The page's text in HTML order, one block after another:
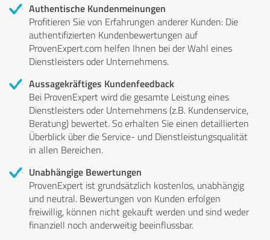
Authentische Kundenmeinungen
Profitieren Sie von Erfahrungen anderer Kunden: Die
authentifizierten Kundenbewertungen auf
ProvenExpert.com helfen Ihnen bei der Wahl eines
Dienstleisters oder Unternehmens.
Aussagekräftiges Kundenfeedback
Bei ProvenExpert wird die gesamte Leistung eines
Dienstleisters oder Unternehmens (z.B. Kundenservice,
Beratung) bewertet. So erhalten Sie einen detaillierten
Überblick über die Service- und Dienstleistungsqualität
in allen Bereichen.
Unabhängige Bewertungen
ProvenExpert ist grundsätzlich kostenlos, unabhängig
und neutral. Bewertungen von Kunden erfolgen
freiwillig, können nicht gekauft werden und sind weder
finanziell noch anderweitig beeinflussbar.